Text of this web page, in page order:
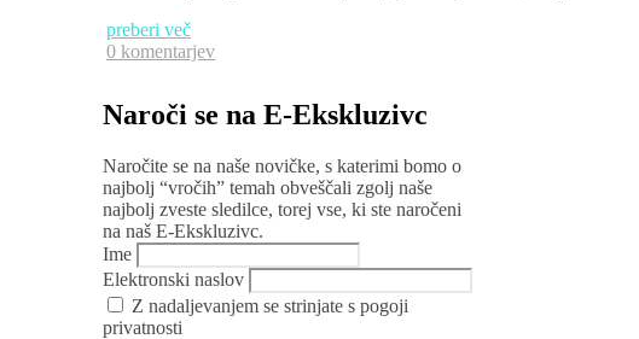
preberi več
0 komentarjev
Naroči se na E-Ekskluzivc
Naročite se na naše novičke, s katerimi bomo o
najbolj “vročih” temah obveščali zgolj naše
najbolj zveste sledilce, torej vse, ki ste naročeni
na naš E-Ekskluzivc.
Ime
Elektronski naslov
Z nadaljevanjem se strinjate s pogoji
privatnosti